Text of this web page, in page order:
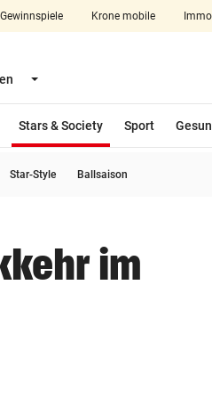
Gewinnspiele Krone mobile
Menü aufklappen
Stars & Society
Sport
Star-Style Ballsaison
im